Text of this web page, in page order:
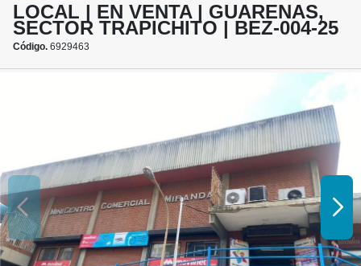
LOCAL | EN VENTA | GUARENAS,
SECTOR TRAPICHITO | BEZ-004-25
Código. 6929463